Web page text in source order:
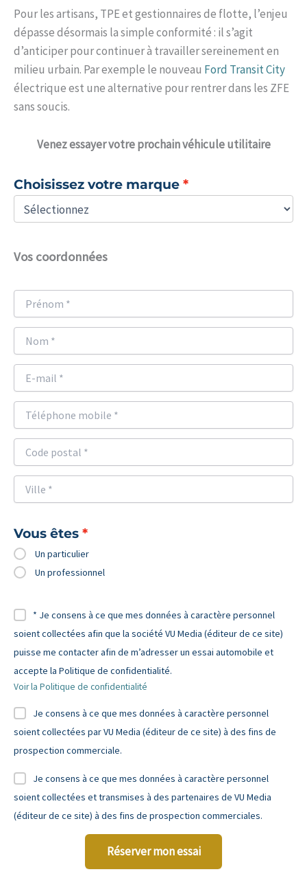
Pour les artisans, TPE et gestionnaires de flotte, l’enjeu
dépasse désormais la simple conformité : il s’agit
d’anticiper pour continuer à travailler sereinement en
milieu urbain. Par exemple le nouveau Ford Transit City
électrique est une alternative pour rentrer dans les ZFE
sans soucis.
Venezessayer votre prochain véhicule utilitaire
Choisissez votre marque
Vos coordonnées
Vous êtes
Un particulier
Un professionnel
* Je consens à ce que mes données à caractère personnel
soient collectées afin que la société VU Media (éditeur de ce site)
puisse me contacter afin de m’adresser un essai automobile et
accepte la Politique de confidentialité.
Voir la Politique de confidentialité
Je consens à ce que mes données à caractère personnel
soient collectées par VU Media (éditeur de ce site) à des fins de
prospection commerciale.
Je consens à ce que mes données à caractère personnel
soient collectées et transmises à des partenaires de VU Media
(éditeur de ce site) à des fins de prospection commerciales.
Réserver mon essai